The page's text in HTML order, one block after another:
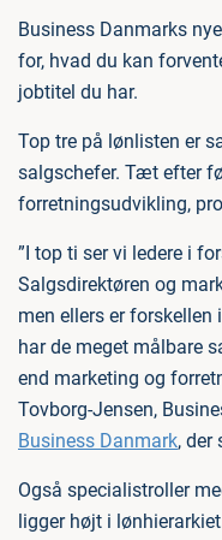
Business Danmarks
for, hvad du kan
jobtitel du har.
Top tre på lønlisten er
salgschefer. Tæt efter
forretningsudvikling,
”I top ti ser vi ledere i
Salgsdirektøren og
men ellers er
har de meget målbare
end marketing og
Tovborg-Jensen,
Business Danmark, der
Også specialistroller
ligger højt i